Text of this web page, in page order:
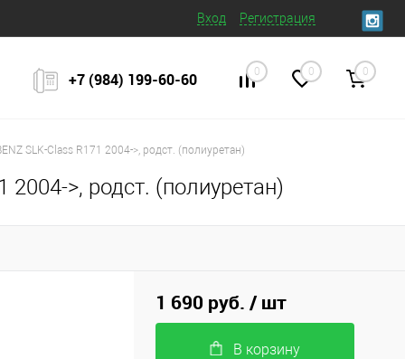
Вход Регистрация
+7 (984) 199‒60‒60 0 0 0
SLK-Class R171 2004->, родст. (полиуретан)
2004->, родст. (полиуретан)
1 690 руб. / шт
В корзину